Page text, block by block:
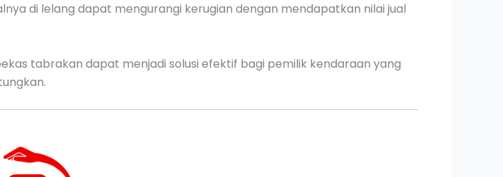
di lelang dapat mengurangi kerugian dengan mendapatkan nilai jual
tabrakan dapat menjadi solusi efektif bagi pemilik kendaraan yang